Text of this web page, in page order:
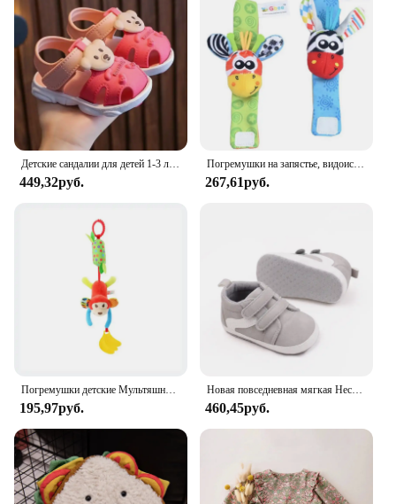
Детские сандалии для детей 1-3 лет. Летняя пляжная обувь для маленьких детей. Быстросохнущие милые сандалии для маленьких мальчиков и девочек. Коричневые, розовые, красные, синие.
449,32руб.
Погремушки на запястье, видоискатель для ног, детская игрушка для малышей, браслет на руку, браслет на запястье, погремушка, детские игрушки для новорожденных 0-12 месяцев
267,61руб.
Погремушки детские Мультяшные плюшевые на возраст 0-12 месяцев
195,97руб.
Новая повседневная мягкая Нескользящая спортивная обувь для малышей, мальчиков и девочек
460,45руб.